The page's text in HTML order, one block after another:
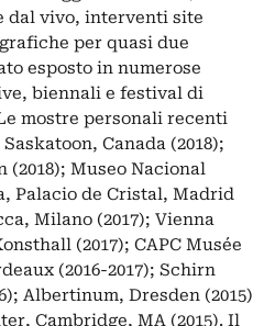
dal vivo, interventi site
per quasi due
esposto in numerose
biennali e festival di
mostre personali recenti
Canada (2018);
(2018); Museo Nacional
Palacio de Cristal, Madrid
Milano (2017); Vienna
(2017); CAPC Musée
(2016-2017); Schirn
Albertinum, Dresden (2015)
Cambridge, MA (2015). Il